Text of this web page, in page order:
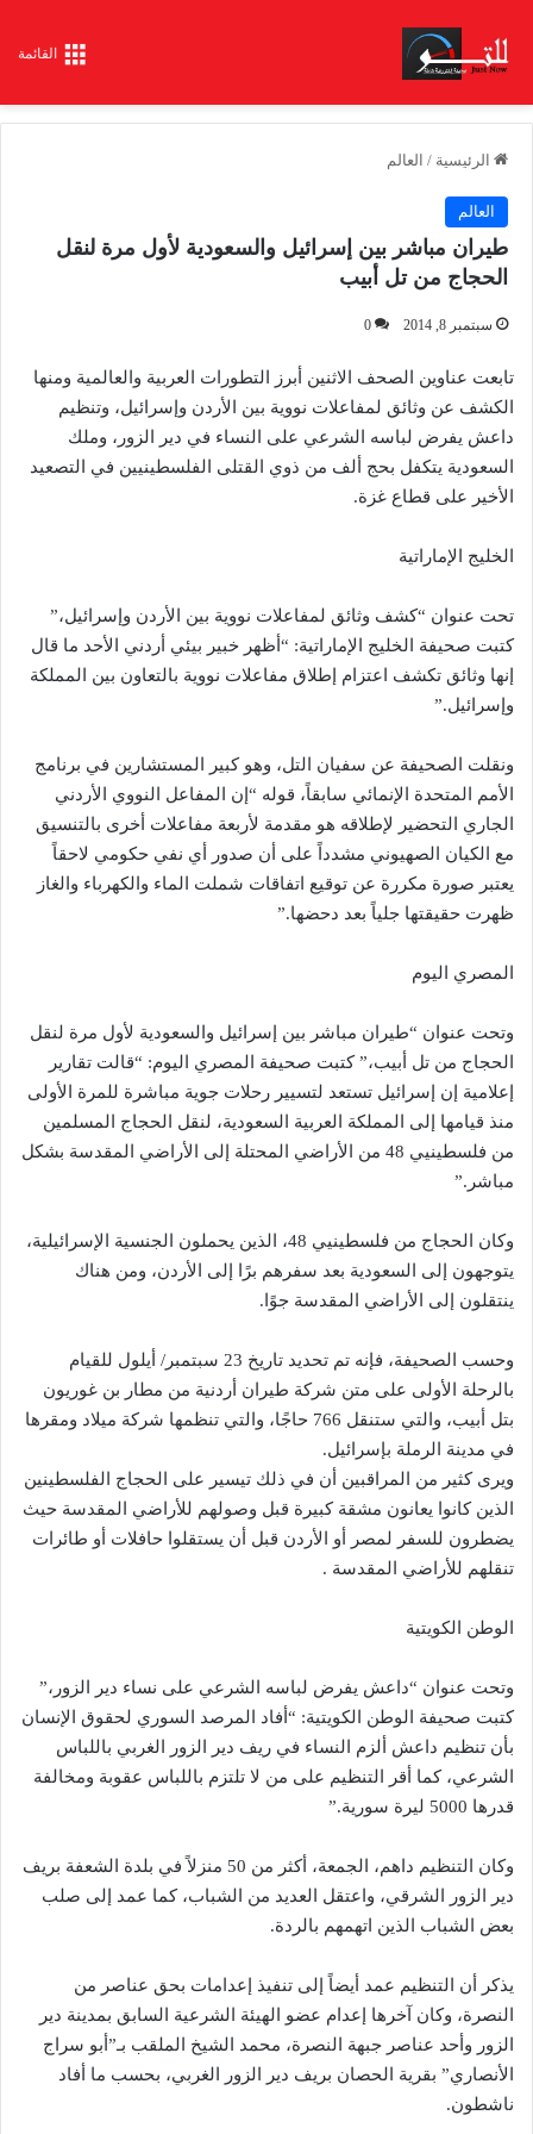
القائمة
الرئيسية / العالم
العالم
طيران مباشر بين إسرائيل والسعودية لأول مرة لنقل
الحجاج من تل أبيب
سبتمبر 8, 2014 0
تابعت عناوين الصحف الاثنين أبرز التطورات العربية والعالمية ومنها
الكشف عن وثائق لمفاعلات نووية بين الأردن وإسرائيل، وتنظيم
داعش يفرض لباسه الشرعي على النساء في دير الزور، وملك
السعودية يتكفل بحج ألف من ذوي القتلى الفلسطينيين في التصعيد
الأخير على قطاع غزة.
الخليج الإماراتية
تحت عنوان “كشف وثائق لمفاعلات نووية بين الأردن وإسرائيل،”
كتبت صحيفة الخليج الإماراتية: “أظهر خبير بيئي أردني الأحد ما قال
إنها وثائق تكشف اعتزام إطلاق مفاعلات نووية بالتعاون بين المملكة
وإسرائيل.”
ونقلت الصحيفة عن سفيان التل، وهو كبير المستشارين في برنامج
الأمم المتحدة الإنمائي سابقاً، قوله “إن المفاعل النووي الأردني
الجاري التحضير لإطلاقه هو مقدمة لأربعة مفاعلات أخرى بالتنسيق
مع الكيان الصهيوني مشدداً على أن صدور أي نفي حكومي لاحقاً
يعتبر صورة مكررة عن توقيع اتفاقات شملت الماء والكهرباء والغاز
ظهرت حقيقتها جلياً بعد دحضها.”
المصري اليوم
وتحت عنوان “طيران مباشر بين إسرائيل والسعودية لأول مرة لنقل
الحجاج من تل أبيب،” كتبت صحيفة المصري اليوم: “قالت تقارير
إعلامية إن إسرائيل تستعد لتسيير رحلات جوية مباشرة للمرة الأولى
منذ قيامها إلى المملكة العربية السعودية، لنقل الحجاج المسلمين
من فلسطينيي 48 من الأراضي المحتلة إلى الأراضي المقدسة بشكل
مباشر.”
وكان الحجاج من فلسطينيي 48، الذين يحملون الجنسية الإسرائيلية،
يتوجهون إلى السعودية بعد سفرهم برًا إلى الأردن، ومن هناك
ينتقلون إلى الأراضي المقدسة جوًا.
وحسب الصحيفة، فإنه تم تحديد تاريخ 23 سبتمبر/ أيلول للقيام
بالرحلة الأولى على متن شركة طيران أردنية من مطار بن غوريون
بتل أبيب، والتي ستنقل 766 حاجًا، والتي تنظمها شركة ميلاد ومقرها
في مدينة الرملة بإسرائيل.
ويرى كثير من المراقبين أن في ذلك تيسير على الحجاج الفلسطينين
الذين كانوا يعانون مشقة كبيرة قبل وصولهم للأراضي المقدسة حيث
يضطرون للسفر لمصر أو الأردن قبل أن يستقلوا حافلات أو طائرات
تنقلهم للأراضي المقدسة .
الوطن الكويتية
وتحت عنوان “داعش يفرض لباسه الشرعي على نساء دير الزور،”
كتبت صحيفة الوطن الكويتية: “أفاد المرصد السوري لحقوق الإنسان
بأن تنظيم داعش ألزم النساء في ريف دير الزور الغربي باللباس
الشرعي، كما أقر التنظيم على من لا تلتزم باللباس عقوبة ومخالفة
قدرها 5000 ليرة سورية.”
وكان التنظيم داهم، الجمعة، أكثر من 50 منزلاً في بلدة الشعفة بريف
دير الزور الشرقي، واعتقل العديد من الشباب، كما عمد إلى صلب
بعض الشباب الذين اتهمهم بالردة.
يذكر أن التنظيم عمد أيضاً إلى تنفيذ إعدامات بحق عناصر من
النصرة، وكان آخرها إعدام عضو الهيئة الشرعية السابق بمدينة دير
الزور وأحد عناصر جبهة النصرة، محمد الشيخ الملقب بـ”أبو سراج
الأنصاري” بقرية الحصان بريف دير الزور الغربي، بحسب ما أفاد
ناشطون.